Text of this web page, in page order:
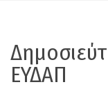
ΕΥΔΑΠ